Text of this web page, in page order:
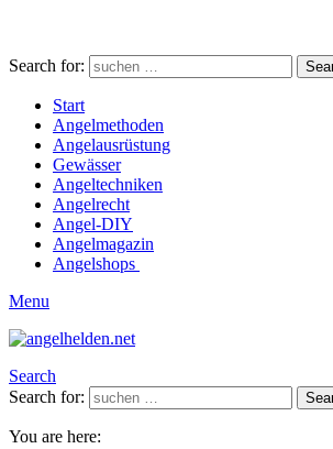
Search for:
Start
Angelmethoden
Angelausrüstung
Gewässer
Angeltechniken
Angelrecht
Angel-DIY
Angelmagazin
Angelshops
Menu
Search
Search for:
You are here: